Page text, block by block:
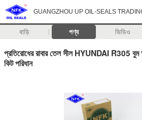
GUANGZHOU UP OIL-SEALS
বাড়ি পণ্য ভিডিও
প্রতিরোধের রাবার তেল সীল HYUNDAI R305 বুম
কিট পরিধান